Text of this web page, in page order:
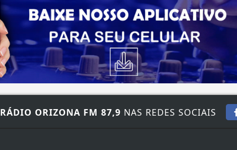
RÁDIO ORIZONA FM 87,9 NAS REDES SOCIAIS